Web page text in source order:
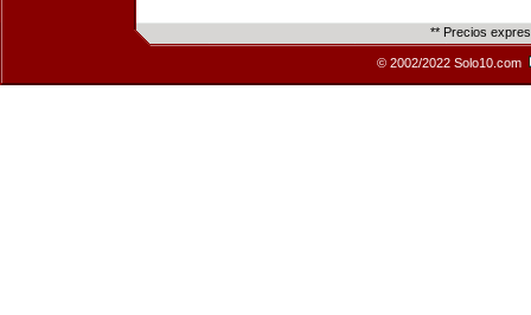
** Precios
© 2002/2022 Solo10.com